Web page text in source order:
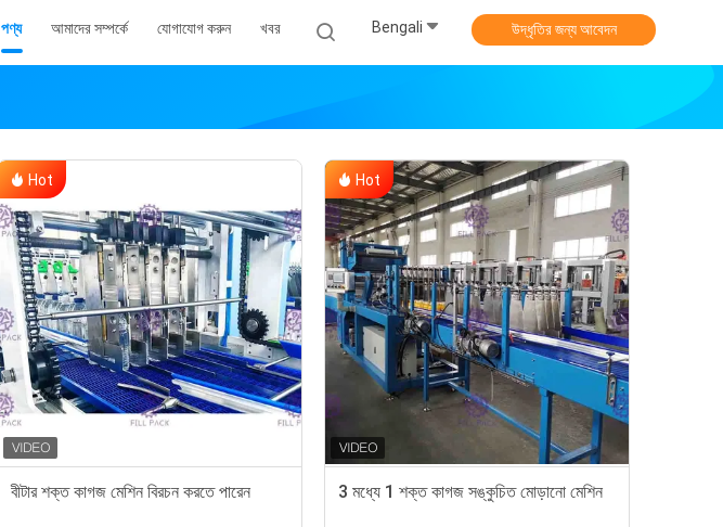
পণ্য আমাদের সম্পর্কে যোগাযোগ করুন খবর Bengali উদ্ধৃতির জন্য আবেদন
Hot
বীটার শক্ত কাগজ মেশিন বিরচন করতে পারেন
Hot
3 মধ্যে 1 শক্ত কাগজ সঙ্কুচিত মোড়ানো মেশিন